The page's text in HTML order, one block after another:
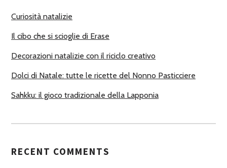
I
Curiosità natalizie
Il cibo che si scioglie di Erase
Decorazioni natalizie con il riciclo creativo
Dolci di Natale: tutte le ricette del Nonno Pasticciere
Sahkku: il gioco tradizionale della Lapponia
RECENT COMMENTS